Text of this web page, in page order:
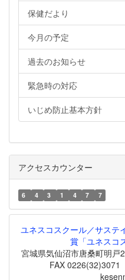
保健だより
今月の予定
過去のお知らせ
緊急時の対応
いじめ防止基本方針
アクセスカウンター
6 4 3 1 4 7 7
ユネスコスクール／サステ
賞「ユネスコ
宮城県気仙沼市唐桑町明
FAX